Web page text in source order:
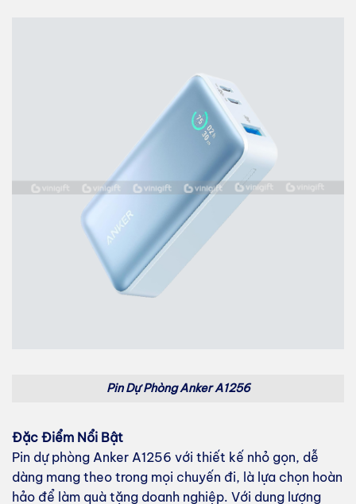
Pin Dự Phòng Anker A1256
Đặc Điểm Nổi Bật
Pin dự phòng Anker A1256 với thiết kế nhỏ gọn, dễ
dàng mang theo trong mọi chuyến đi, là lựa chọn hoàn
hảo để làm quà tặng doanh nghiệp. Với dung lượng